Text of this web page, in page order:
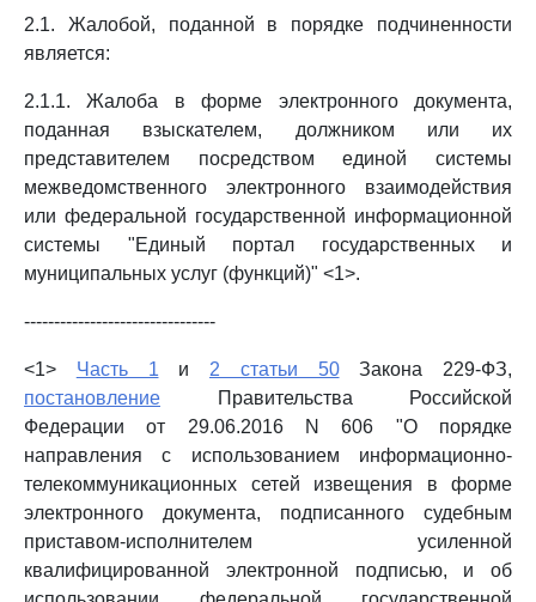
2.1. Жалобой, поданной в порядке подчиненности
является:
2.1.1. Жалоба в форме электронного документа,
поданная взыскателем, должником или их
представителем посредством единой системы
межведомственного электронного взаимодействия
или федеральной государственной информационной
системы "Единый портал государственных и
муниципальных услуг (функций)" <1>.
--------------------------------
<1> Часть 1 и 2 статьи 50Закона 229-ФЗ,
постановление Правительства Российской
Федерации от 29.06.2016 N 606 "О порядке
направления с использованием информационно-
телекоммуникационных сетей извещения в форме
электронного документа, подписанного судебным
приставом-исполнителем усиленной
квалифицированной электронной подписью, и об